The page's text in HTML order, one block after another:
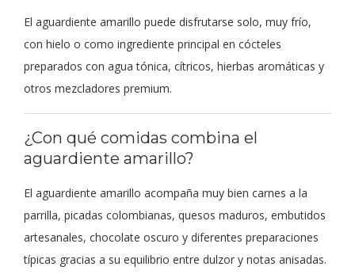
El aguardiente amarillo puede disfrutarse solo, muy frío,
con hielo o como ingrediente principal en cócteles
preparados con agua tónica, cítricos, hierbas aromáticas y
otros mezcladores premium.
¿Con qué comidas combina el
aguardiente amarillo?
El aguardiente amarillo acompaña muy bien carnes a la
parrilla, picadas colombianas, quesos maduros, embutidos
artesanales, chocolate oscuro y diferentes preparaciones
típicas gracias a su equilibrio entre dulzor y notas anisadas.